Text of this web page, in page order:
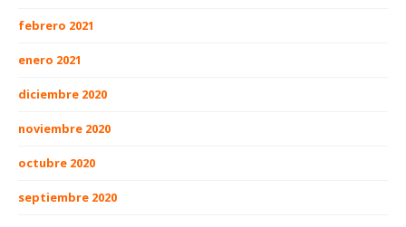
febrero 2021
enero 2021
diciembre 2020
noviembre 2020
octubre 2020
septiembre 2020